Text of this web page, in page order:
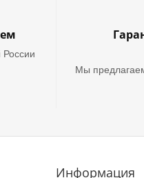
России
Мы
Информация